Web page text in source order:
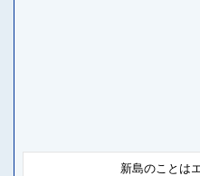
新島のことは